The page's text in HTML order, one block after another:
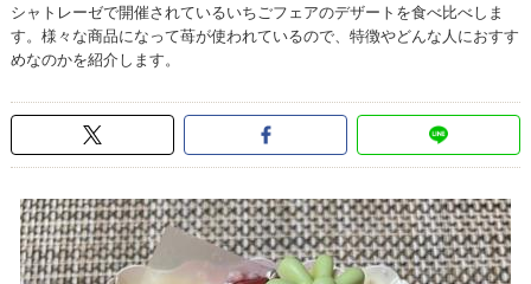
シャトレーゼで開催されているいちごフェアのデザートを食べ比べしま
す。様々な商品になって苺が使われているので、特徴やどんな人におすす
めなのかを紹介します。